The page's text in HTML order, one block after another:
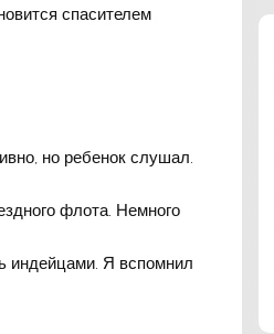
спасителем
но ребенок слушал.
флота. Немного
индейцами. Я вспомнил